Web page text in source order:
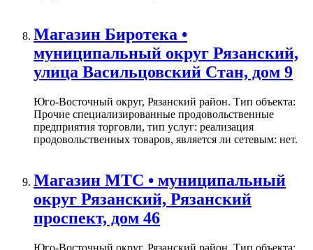
Магазин Биротека •
муниципальный округ Рязанский,
улица Васильцовский Стан, дом 9
Юго-Восточный округ, Рязанский район. Тип объекта:
Прочие специализированные продовольственные
предприятия торговли, тип услуг: реализация
продовольственных товаров, является ли сетевым: нет.
Магазин МТС • муниципальный
округ Рязанский, Рязанский
проспект, дом 46
Юго-Восточный округ, Рязанский район. Тип объекта: